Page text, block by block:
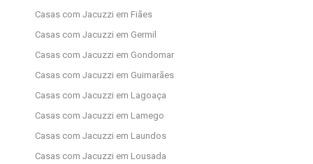
Casas com Jacuzzi em Fiães
Casas com Jacuzzi em Germil
Casas com Jacuzzi em Gondomar
Casas com Jacuzzi em Guimarães
Casas com Jacuzzi em Lagoaça
Casas com Jacuzzi em Lamego
Casas com Jacuzzi em Laundos
Casas com Jacuzzi em Lousada